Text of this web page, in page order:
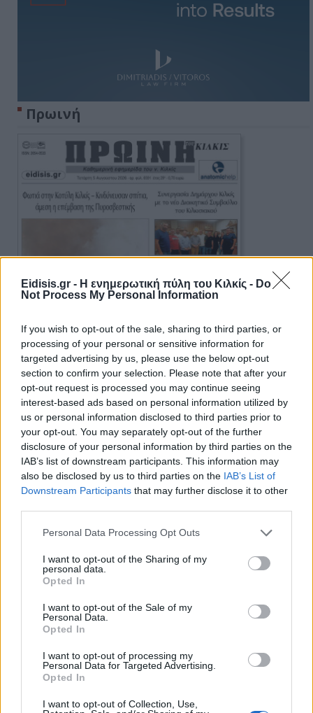
Eidisis.gr - Η ενημερωτική πύλη του Κιλκίς - Do
Not Process My Personal Information
If you wish to opt-out of the sale, sharing to third parties, or
processing of your personal or sensitive information for
targeted advertising by us, please use the below opt-out
section to confirm your selection. Please note that after your
opt-out request is processed you may continue seeing
interest-based ads based on personal information utilized by
us or personal information disclosed to third parties prior to
your opt-out. You may separately opt-out of the further
disclosure of your personal information by third parties on the
IAB’s list of downstream participants. This information may
also be disclosed by us to third parties on the IAB’s List of
Downstream Participants that may further disclose it to other
Personal Data Processing Opt Outs
I want to opt-out of the Sharing of my
personal data.
Opted In
I want to opt-out of the Sale of my
Personal Data.
Opted In
I want to opt-out of processing my
Personal Data for Targeted Advertising.
Opted In
I want to opt-out of Collection, Use,
Πρωινή
Πρωινή 5-8-2026
Ειδήσεις